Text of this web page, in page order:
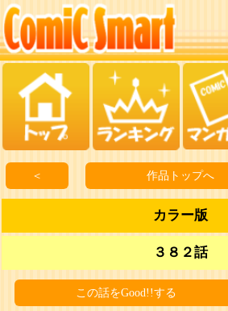
＜ 作品トップへ
カラー版
３８２話
この話をGood!!する